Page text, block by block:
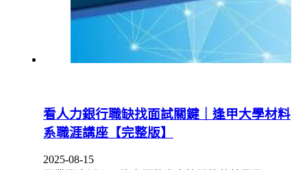
看人力銀行職缺找面試關鍵｜逢甲大學材料
系職涯講座【完整版】
2025-08-15